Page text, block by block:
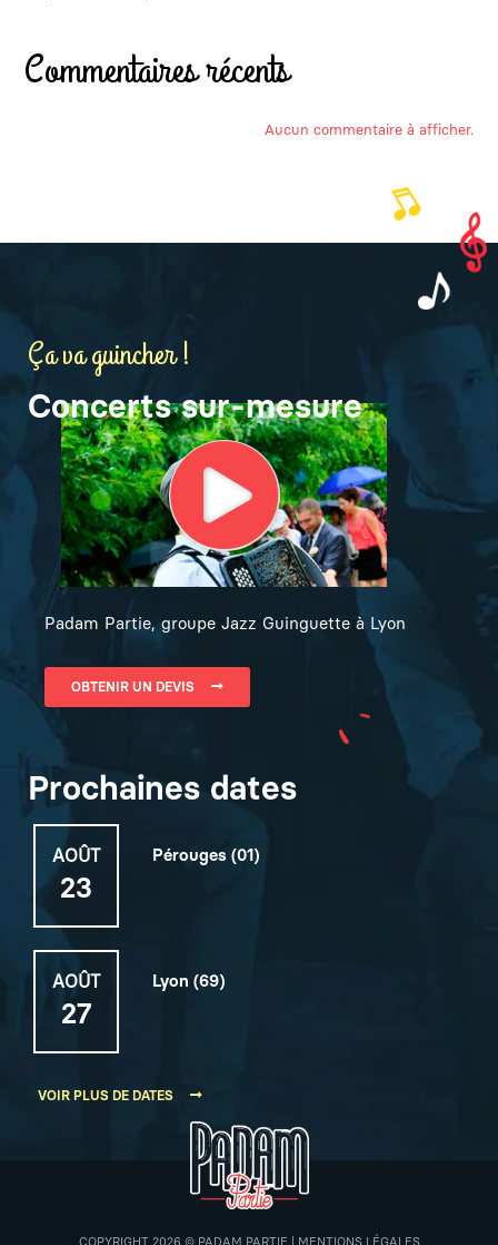
Commentaires récents
Aucun commentaire à afficher.
Ça va guincher !
Concerts sur-mesure
Padam Partie, groupe Jazz Guinguette à Lyon
OBTENIR UN DEVIS
Prochaines dates
AOÛT
23
Pérouges (01)
AOÛT
27
Lyon (69)
VOIR PLUS DE DATES